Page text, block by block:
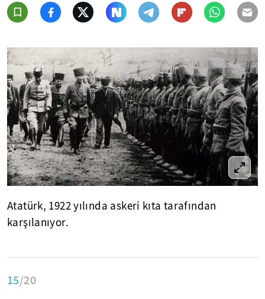
Atatürk, 1922 yılında askeri kıta tarafından
karşılanıyor.
15/20